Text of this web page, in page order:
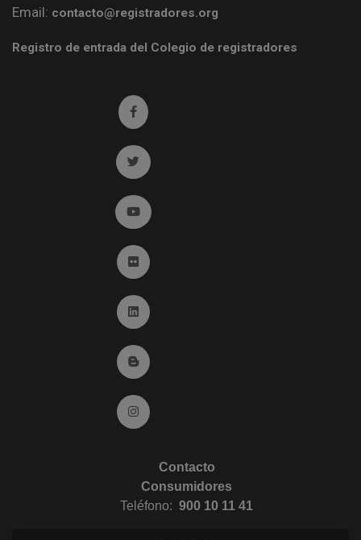
Email: contacto@registradores.org
Registro de entrada del Colegio de registradores
Ir a facebook (abre en ventana nueva)
Ir a twitter (abre en ventana nueva)
Ir a YouTube (abre en ventana nueva)
Ir a Flickr (abre en ventana nueva)
Ir a Linkedin (abre en ventana nueva)
Ir al Blog (abre en ventana nueva)
Ir a Instagram (abre en ventana nueva)
Contacto
Consumidores
Teléfono: 900 10 11 41